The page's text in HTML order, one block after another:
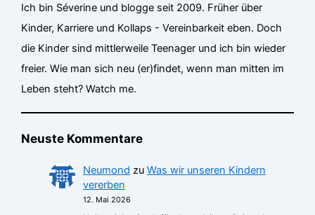
Ich bin Séverine und blogge seit 2009. Früher über
Kinder, Karriere und Kollaps - Vereinbarkeit eben. Doch
die Kinder sind mittlerweile Teenager und ich bin wieder
freier. Wie man sich neu (er)findet, wenn man mitten im
Leben steht? Watch me.
Neuste Kommentare
Neumond zu Was wir unseren Kindern
vererben
12. Mai 2026